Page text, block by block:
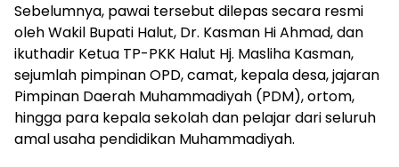
Sebelumnya, pawai tersebut dilepas secara resmi
oleh Wakil Bupati Halut, Dr. Kasman Hi Ahmad, dan
ikuthadir Ketua TP-PKK Halut Hj. Masliha Kasman,
sejumlah pimpinan OPD, camat, kepala desa, jajaran
Pimpinan Daerah Muhammadiyah (PDM), ortom,
hingga para kepala sekolah dan pelajar dari seluruh
amal usaha pendidikan Muhammadiyah.